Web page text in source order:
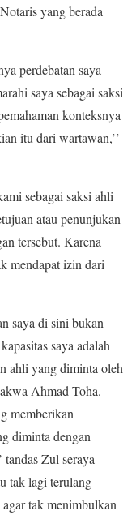
yang berada
perdebatan saya
saya sebagai saksi
konteksnya
itu dari wartawan,’’
sebagai saksi ahli
atau penunjukan
tersebut. Karena
mendapat izin dari
saya di sini bukan
saya adalah
ahli yang diminta oleh
Ahmad Toha.
memberikan
diminta dengan
Zul seraya
tak lagi terulang
tak menimbulkan